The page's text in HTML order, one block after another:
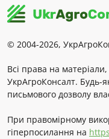
© 2004-2026,
Всі права на
УкрАгроКонсалт. Будь-
письмового дозволу
При правомірному
гіперпосилання на